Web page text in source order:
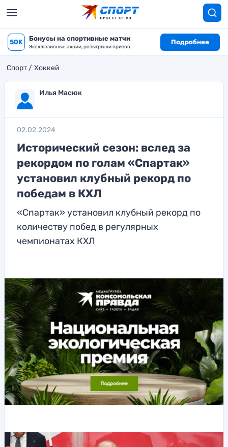
50K Бонусы на спортивные матчи
Эксклюзивные акции, розыгрыши призов
Подробнее
Спорт Хоккей
Илья Масюк
02.02.2024
Исторический сезон: вслед за
рекордом по голам «Спартак»
установил клубный рекорд по
победам в КХЛ
«Спартак» установил клубный рекорд по
количеству побед в регулярных
чемпионатах КХЛ